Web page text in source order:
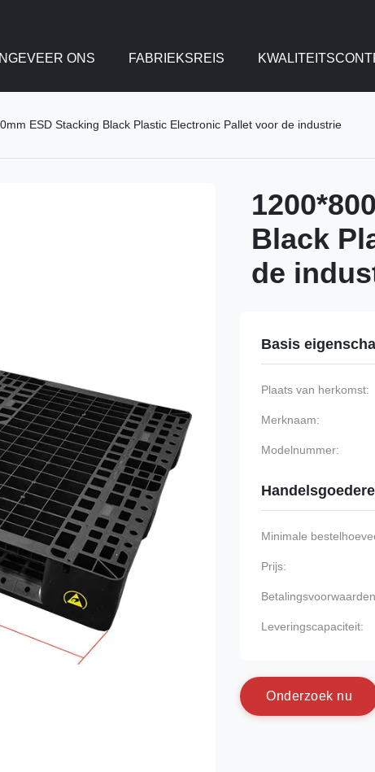
ONS FABRIEKSREIS
ESD Stacking Black Plastic Electronic Pallet voor de industrie
Black
de
Basis
Plaats van herkomst:
Merknaam:
Modelnummer:
Minimale
Prijs:
Leveringscapaciteit:
Onderzoek nu